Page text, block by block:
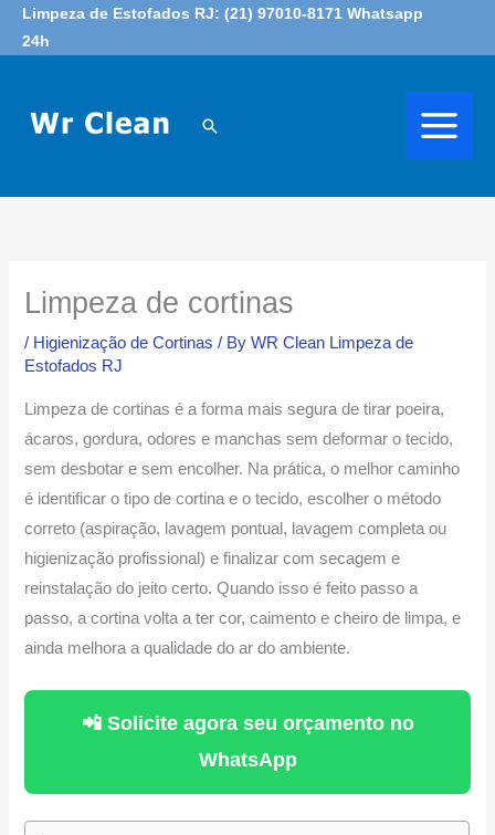
SkipLimpeza de Estofados RJ: (21) 97010-8171 Whatsapp
24h
Search
Limpeza de cortinas
/ Higienização de Cortinas / ByWR Clean Limpeza de
Estofados RJ
Limpeza de cortinas é a forma mais segura de tirar poeira,
ácaros, gordura, odores e manchas sem deformar o tecido,
sem desbotar e sem encolher. Na prática, o melhor caminho
é identificar o tipo de cortina e o tecido, escolher o método
correto (aspiração, lavagem pontual, lavagem completa ou
higienização profissional) e finalizar com secagem e
reinstalação do jeito certo. Quando isso é feito passo a
passo, a cortina volta a ter cor, caimento e cheiro de limpa, e
ainda melhora a qualidade do ar do ambiente.
📲 Solicite agora seu orçamento no
WhatsApp